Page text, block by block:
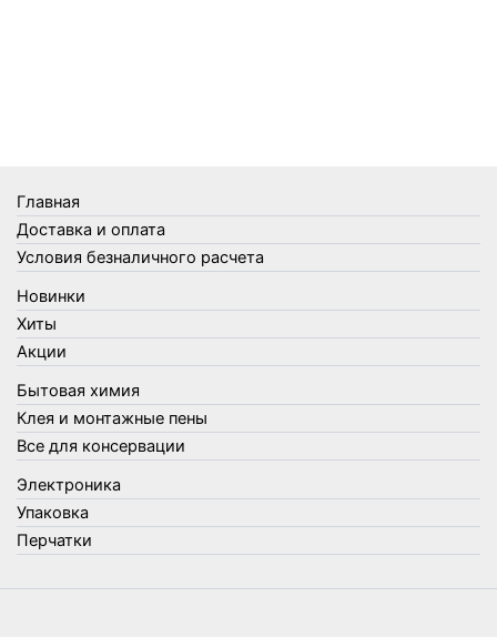
Товары для кухни
Товары для сада и огорода
Товары для туризма и отдыха
Упаковка
Утеплители и прочее
Фонари, лампы и удлинители
Хозяйственные товары
Швабры, стекломои, черенки и насадки
Шнуры, веревки и шпагаты
Электроника
Элементы питания
Главная
Доставка и оплата
Условия безналичного расчета
Новинки
Хиты
Акции
Бытовая химия
Клея и монтажные пены
Все для консервации
Электроника
Упаковка
Перчатки